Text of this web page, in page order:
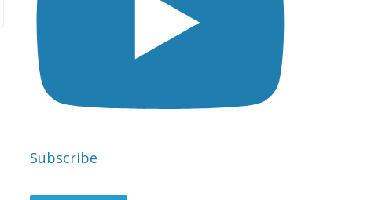
Subscribe